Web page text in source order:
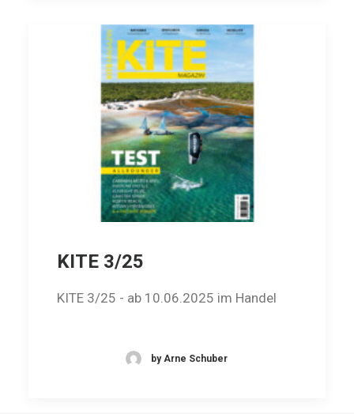
KITE 3/25
KITE 3/25 - ab 10.06.2025 im Handel
by Arne Schuber